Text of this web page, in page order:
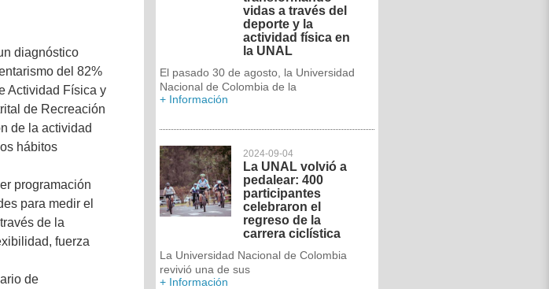
diagnóstico
del 82%
Actividad Física y
de Recreación
de la actividad
hábitos
programación
para medir el
de la
fuerza
de
vidas a través del
deporte y la
actividad física en
la UNAL
El pasado 30 de agosto, la Universidad
Nacional de Colombia de la
+ Información
2024-09-04
La UNAL volvió a
pedalear: 400
participantes
celebraron el
regreso de la
carrera ciclística
La Universidad Nacional de Colombia
revivió una de sus
+ Información